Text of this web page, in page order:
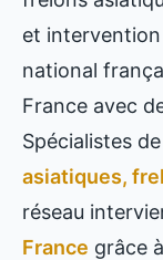
et intervention
national
France avec
Spécialistes de
asiatiques,
réseau
France grâce